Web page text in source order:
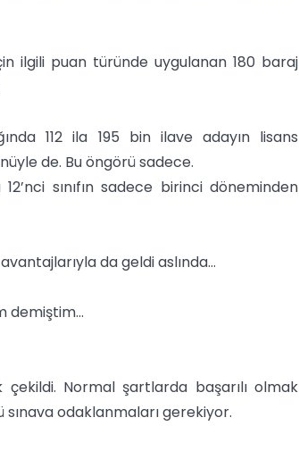
ilgili puan türünde uygulanan 180 baraj
112 ila 195 bin ilave adayın lisans
de. Bu öngörü sadece.
sınıfın sadece birinci döneminden
da geldi aslında…
demiştim…
Normal şartlarda başarılı olmak
sınava odaklanmaları gerekiyor.